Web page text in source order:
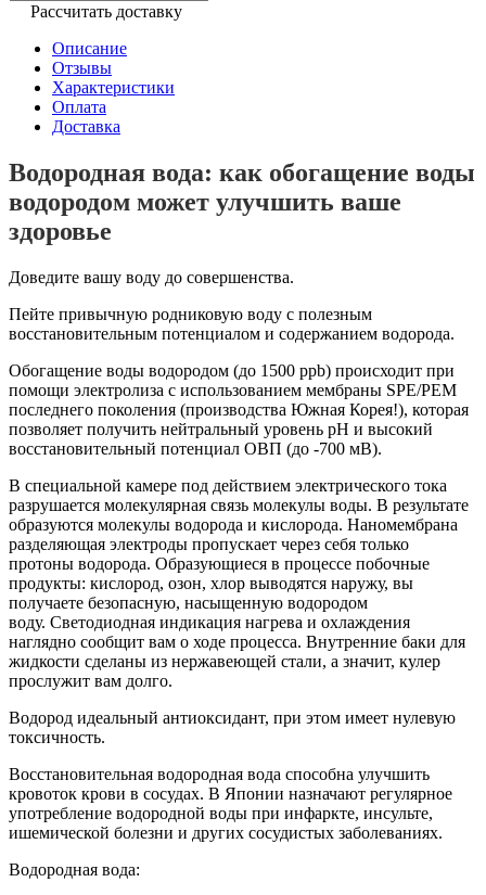
Рассчитать доставку
Описание
Отзывы
Характеристики
Оплата
Доставка
Водородная вода: как обогащение воды
водородом может улучшить ваше
здоровье
Доведите вашу воду до совершенства.
Пейте привычную родниковую воду с полезным
восстановительным потенциалом и содержанием водорода.
Обогащение воды водородом (до 1500 ppb) происходит при
помощи электролиза с использованием мембраны SPE/PEM
последнего поколения (производства Южная Корея!), которая
позволяет получить нейтральный уровень рН и высокий
восстановительный потенциал ОВП (до -700 мВ).
В специальной камере под действием электрического тока
разрушается молекулярная связь молекулы воды. В результате
образуются молекулы водорода и кислорода. Наномембрана
разделяющая электроды пропускает через себя только
протоны водорода. Образующиеся в процессе побочные
продукты: кислород, озон, хлор выводятся наружу, вы
получаете безопасную, насыщенную водородом
воду. Светодиодная индикация нагрева и охлаждения
наглядно сообщит вам о ходе процесса. Внутренние баки для
жидкости сделаны из нержавеющей стали, а значит, кулер
прослужит вам долго.
Водород идеальный антиоксидант, при этом имеет нулевую
токсичность.
Восстановительная водородная вода способна улучшить
кровоток крови в сосудах. В Японии назначают регулярное
употребление водородной воды при инфаркте, инсульте,
ишемической болезни и других сосудистых заболеваниях.
Водородная вода: